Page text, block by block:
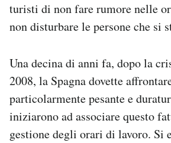
turisti di non fare rumore nelle
non disturbare le persone che si
Una decina di anni fa, dopo la
2008, la Spagna dovette
particolarmente pesante e
iniziarono ad associare questo
gestione degli orari di lavoro. Si